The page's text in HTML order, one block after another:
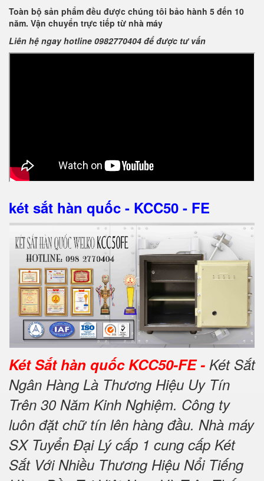
Toàn bộ sản phẩm đều được chúng tôi bảo hành 5 đến 10
năm. Vận chuyển trực tiếp từ nhà máy
Liên hệ ngay hotline 0982770404 để được tư vấn
két sắt hàn quốc - KCC50 - FE
Két Sắt hàn quốc KCC50-FE - Két Sắt
Ngân Hàng Là Thương Hiệu Uy Tín
Trên 30 Năm Kinh Nghiệm. Công ty
luôn đặt chữ tín lên hàng đầu. Nhà máy
SX Tuyển Đại Lý cấp 1 cung cấp Két
Sắt Với Nhiều Thương Hiệu Nổi Tiếng